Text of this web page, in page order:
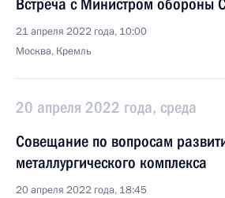
Встреча с Министром обороны
21 апреля 2022 года, 10:00
Москва, Кремль
20 апреля 2022 года, среда
Совещание по вопросам
металлургического комплекса
20 апреля 2022 года, 18:45